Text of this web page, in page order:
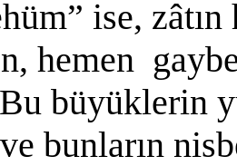
ise,
hemen
büyüklerin
bunların